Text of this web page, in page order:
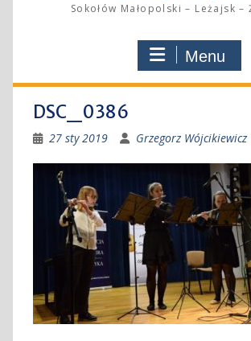
Sokołów Małopolski – Leżajsk –
Menu
DSC_0386
27 sty 2019 Grzegorz Wójcikiewicz